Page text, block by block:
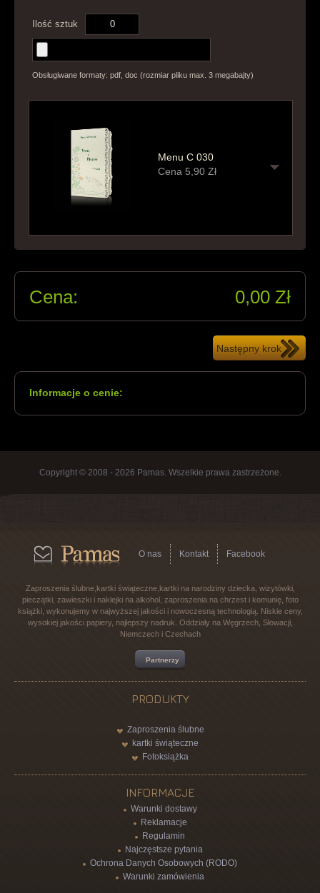
Ilość sztuk
Obsługiwane formaty: pdf, doc (rozmiar pliku max. 3 megabajty)
Menu C 030
Cena 5,90 Zł
Cena: 0,00 Zł
Informacje o cenie:
Copyright © 2008 - 2026 Pamas. Wszelkie prawa zastrzeżone.
O nas Kontakt Facebook
Zaproszenia ślubne,kartki świąteczne,kartki na narodziny dziecka, wizytówki,
pieczątki, zawieszki i naklejki na alkohol, zaproszenia na chrzest i komunię, foto
książki, wykonujemy w najwyższej jakości i nowoczesną technologią. Niskie ceny,
wysokiej jakości papiery, najlepszy nadruk. Oddziały na Węgrzech, Słowacji,
Niemczech i Czechach
Partnerzy
PRODUKTY
Zaproszenia ślubne
kartki świąteczne
Fotoksiążka
INFORMACJE
Warunki dostawy
Reklamacje
Regulamin
Najczęstsze pytania
Ochrona Danych Osobowych (RODO)
Warunki zamówienia